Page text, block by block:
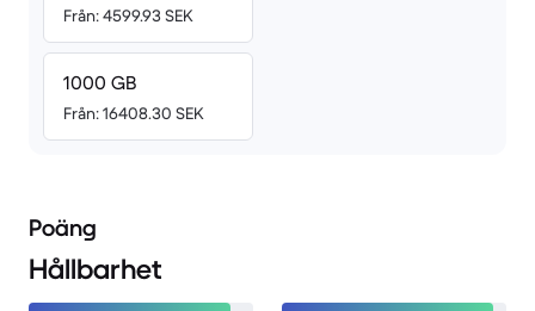
Från: 4599.93 SEK
1000 GB
Från: 16408.30 SEK
Poäng
Hållbarhet